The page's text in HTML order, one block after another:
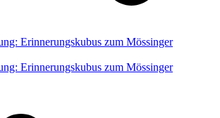
Erinnerungskubus zum Mössinger
Erinnerungskubus zum Mössinger